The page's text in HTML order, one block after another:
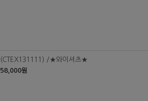
(CTEX131111) /★와이셔츠★
58,000원